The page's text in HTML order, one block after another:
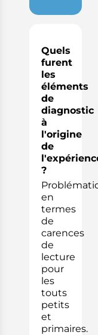
Quels
furent
les
éléments
de
diagnostic
à
l'origine
de
?
en
termes
de
carences
de
lecture
pour
les
touts
petits
et
primaires.